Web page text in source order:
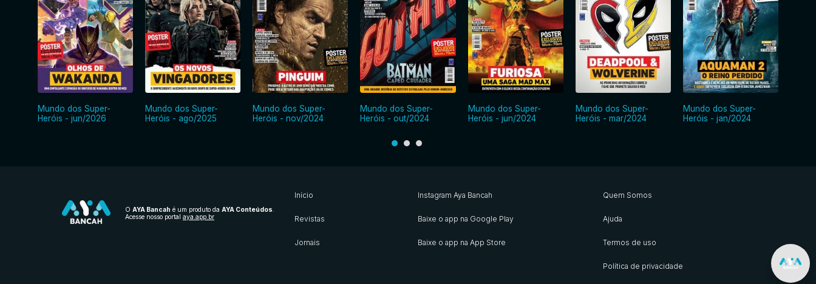
Mundo dos Super-
Heróis - jun/2026
Mundo dos Super-
Heróis - ago/2025
Mundo dos Super-
Heróis - nov/2024
Mundo dos Super-
Heróis - out/2024
Mundo dos Super-
Heróis - jun/2024
Mundo dos Super-
Heróis - mar/2024
Mundo dos Super-
Heróis - jan/2024
O AYA Bancah é um produto da AYA Conteúdos.
Acesse nosso portal aya.app.br
Início
Revistas
Jornais
Instagram Aya Bancah
Baixe o app na Google Play
Baixe o app na App Store
Quem Somos
Ajuda
Termos de uso
Política de privacidade